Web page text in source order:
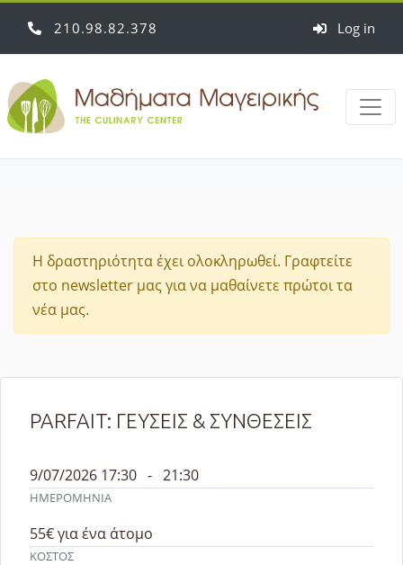
210 98 82 378 Log in
Η δραστηριότητα έχει ολοκληρωθεί. Γραφτείτε
στο newsletter μας για να μαθαίνετε πρώτοι τα
νέα μας.
PARFAIT: ΓΕΥΣΕΙΣ & ΣΥΝΘΕΣΕΙΣ
ΗΜΕΡΟΜΗΝΙΑ
9/07/2026 17:30 - 21:30
ΚΟΣΤΟΣ
55€για ένα άτομο